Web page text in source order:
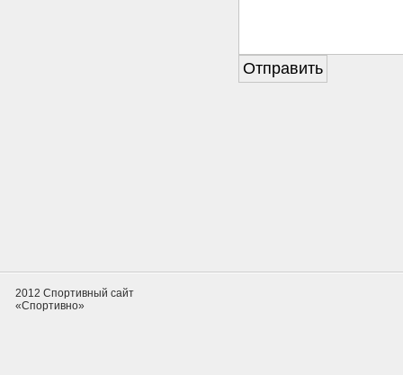
2012 Спортивный сайт
«Спортивно»